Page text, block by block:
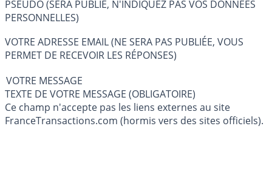
PSEUDO (SERA PUBLIÉ, N'INDIQUEZ PAS VOS DONNÉES
PERSONNELLES)
VOTRE ADRESSE EMAIL (NE SERA PAS PUBLIÉE, VOUS
PERMET DE RECEVOIR LES RÉPONSES)
VOTRE MESSAGE
TEXTE DE VOTRE MESSAGE (OBLIGATOIRE)
Ce champ n'accepte pas les liens externes au site
FranceTransactions.com (hormis vers des sites officiels).